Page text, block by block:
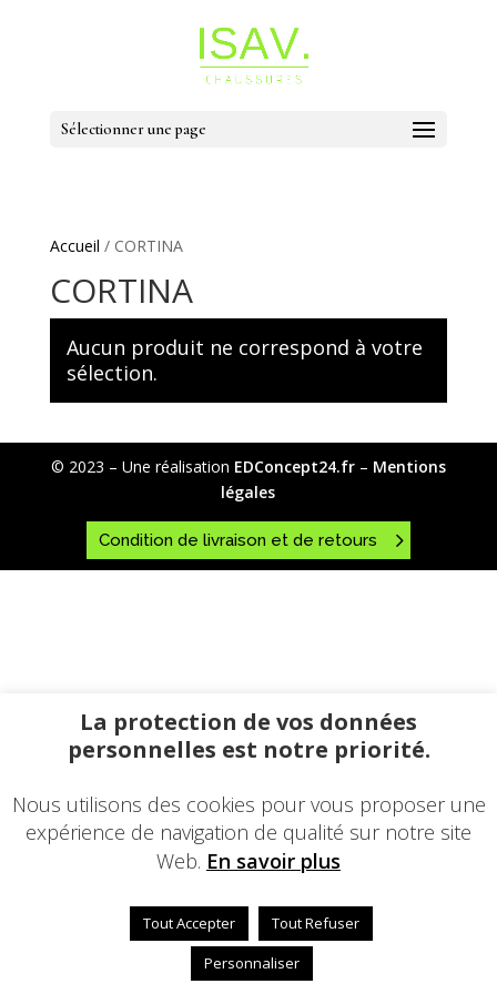
Sélectionner une page
Accueil / CORTINA
CORTINA
Aucun produit ne correspond à votre
sélection.
© 2023 – Une réalisation EDConcept24.fr – Mentions
légales
Condition de livraison et de retours
La protection de vos données
personnelles est notre priorité.
Nous utilisons des cookies pour vous proposer une
expérience de navigation de qualité sur notre site
Web. En savoir plus
Tout Accepter
Tout Refuser
Personnaliser